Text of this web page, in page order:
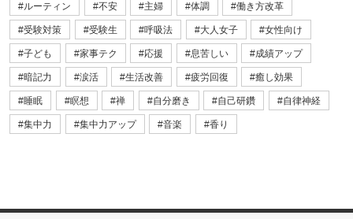
ルーティン 不安 主婦 体調 働き方改革
受験対策 受験生 呼吸法 大人女子 女性向け
子ども 家事テク 応援 息苦しい 成績アップ
暗記力 涙活 生活改善 疲労回復 癒し効果
睡眠 瞑想 禅 自分磨き 自己研鑽 自律神経
集中力 集中力アップ 音楽 香り